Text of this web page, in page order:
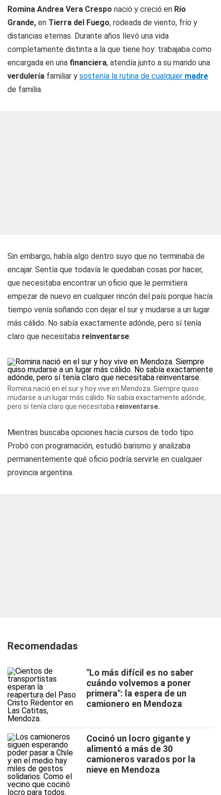
Romina Andrea Vera Crespo nació y creció en Río
Grande, en Tierra del Fuego, rodeada de viento, frío y
distancias eternas. Durante años llevó una vida
completamente distinta a la que tiene hoy: trabajaba como
encargada en una financiera, atendía junto a su marido una
verdulería familiar y sostenía la rutina de cualquier madre
de familia.
Sin embargo, había algo dentro suyo que no terminaba de
encajar. Sentía que todavía le quedaban cosas por hacer,
que necesitaba encontrar un oficio que le permitiera
empezar de nuevo en cualquier rincón del país porque hacía
tiempo venía soñando con dejar el sur y mudarse a un lugar
más cálido. No sabía exactamente adónde, pero sí tenía
claro que necesitaba reinventarse.
Romina nació en el sur y hoy vive en Mendoza. Siempre quiso
mudarse a un lugar más cálido. No sabía exactamente adónde,
pero sí tenía claro que necesitaba reinventarse.
Mientras buscaba opciones hacía cursos de todo tipo.
Probó con programación, estudió barismo y analizaba
permanentemente qué oficio podría servirle en cualquier
provincia argentina.
Recomendadas
"Lo más difícil es no saber
cuándo volvemos a poner
primera": la espera de un
camionero en Mendoza
Cocinó un locro gigante y
alimentó a más de 30
camioneros varados por la
nieve en Mendoza